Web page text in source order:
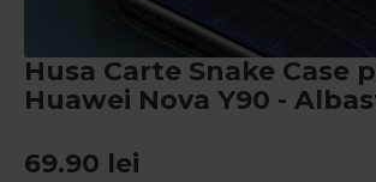
Husa Carte Snake Case
Huawei Nova Y90 -
69.90 lei